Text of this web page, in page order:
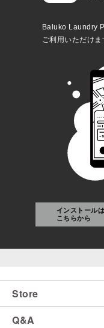
Baluko Laundry
ご利用いただけま
インストールは
こちらから
Store
Q&A